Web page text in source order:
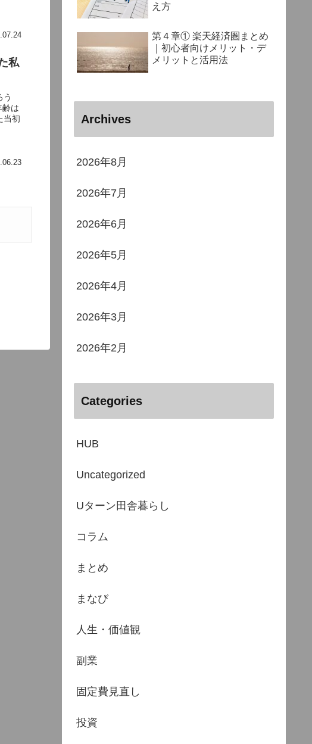
私
う
齢は
当初
え方
第４章① 楽天経済圏まとめ
｜初心者向けメリット・デ
メリットと活用法
Archives
2026年8月
2026年7月
2026年6月
2026年5月
2026年4月
2026年3月
2026年2月
Categories
HUB
Uncategorized
Uターン田舎暮らし
コラム
まとめ
まなび
人生・価値観
副業
固定費見直し
投資